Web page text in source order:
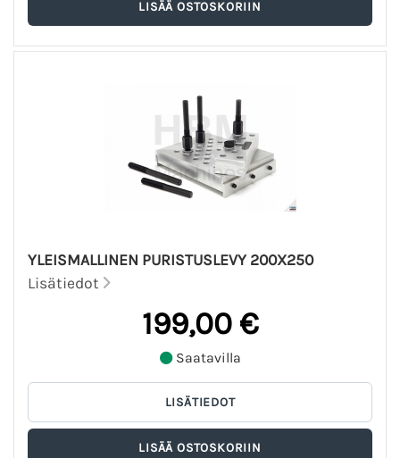
YLEISMALLINEN PURISTUSLEVY 200X250
Lisätiedot
199,00 €
Saatavilla